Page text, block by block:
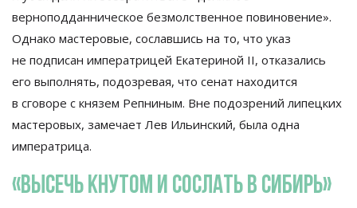
верноподданническое безмолственное повиновение».
Однако мастеровые, сославшись на то, что указ
не подписан императрицей Екатериной II, отказались
его выполнять, подозревая, что сенат находится
в сговоре с князем Репниным. Вне подозрений липецких
мастеровых, замечает Лев Ильинский, была одна
императрица.
«Высечь кнутом и сослать в Сибирь»